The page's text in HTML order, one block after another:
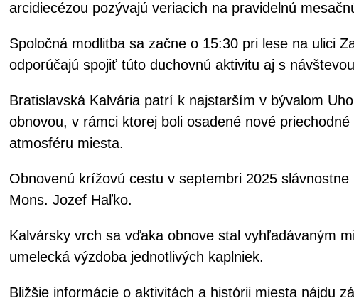
arcidiecézou pozývajú veriacich na pravidelnú
Spoločná modlitba sa začne o 15:30 pri lese na ulici
odporúčajú spojiť túto duchovnú aktivitu aj s
Bratislavská Kalvária patrí k najstarším v bývalom
obnovou, v rámci ktorej boli osadené nové
atmosféru miesta.
Obnovenú krížovú cestu v septembri 2025
Mons. Jozef Haľko.
Kalvársky vrch sa vďaka obnove stal vyhľadávaným
umelecká výzdoba jednotlivých kaplniek.
Bližšie informácie o aktivitách a histórii miesta nájdu